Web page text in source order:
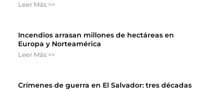
Leer Más >>
Incendios arrasan millones de hectáreas en
Europa y Norteamérica
Leer Más >>
Crímenes de guerra en El Salvador: tres décadas